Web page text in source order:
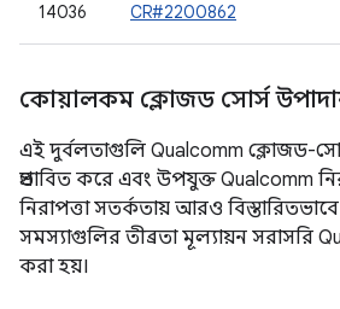
14036
CR#2200862
কোয়ালকম ক্লোজড সোর্স
এই দুর্বলতাগুলি Qualcomm ক্লোজড-
প্রভাবিত করে এবং উপযুক্ত Qualcomm
নিরাপত্তা সতর্কতায় আরও
সমস্যাগুলির তীব্রতা মূল্যায়ন সরাসরি
করা হয়।